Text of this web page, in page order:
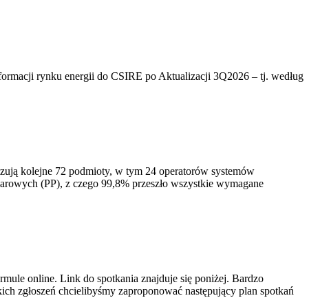
rynku energii do CSIRE po Aktualizacji 3Q2026 – tj. według
kolejne 72 podmioty, w tym 24 operatorów systemów
(PP), z czego 99,8% przeszło wszystkie wymagane
online. Link do spotkania znajduje się poniżej. Bardzo
zgłoszeń chcielibyśmy zaproponować następujący plan spotkań